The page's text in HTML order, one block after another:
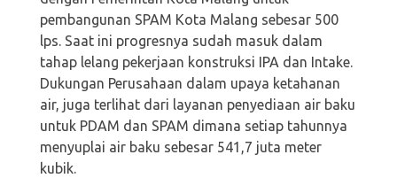
pembangunan SPAM Kota Malang sebesar 500
lps. Saat ini progresnya sudah masuk dalam
tahap lelang pekerjaan konstruksi IPA dan Intake.
Dukungan Perusahaan dalam upaya ketahanan
air, juga terlihat dari layanan penyediaan air baku
untuk PDAM dan SPAM dimana setiap tahunnya
menyuplai air baku sebesar 541,7 juta meter
kubik.